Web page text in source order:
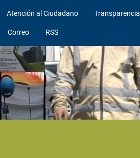
Atención al Ciudadano Transparencia
Correo RSS